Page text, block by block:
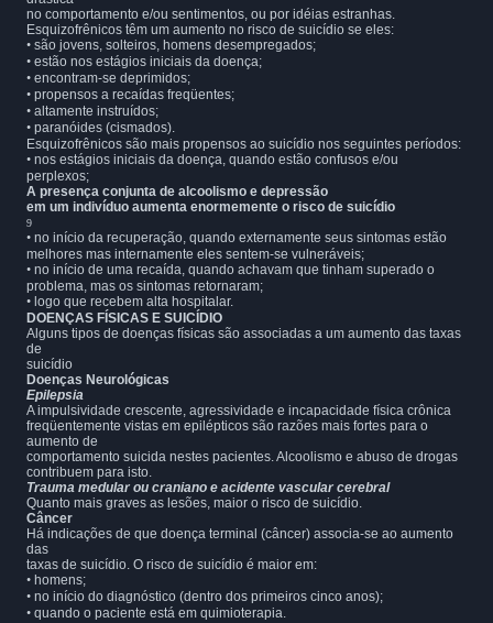
no comportamento e/ou sentimentos, ou por idéias estranhas.
Esquizofrênicos têm um aumento no risco de suicídio se eles:
• são jovens, solteiros, homens desempregados;
• estão nos estágios iniciais da doença;
• encontram-se deprimidos;
• propensos a recaídas freqüentes;
• altamente instruídos;
• paranóides (cismados).
Esquizofrênicos são mais propensos ao suicídio nos seguintes períodos:
• nos estágios iniciais da doença, quando estão confusos e/ou
perplexos;
A presença conjunta de alcoolismo e depressão
em um indivíduo aumenta enormemente o risco de suicídio
9
• no início da recuperação, quando externamente seus sintomas estão
melhores mas internamente eles sentem-se vulneráveis;
• no início de uma recaída, quando achavam que tinham superado o
problema, mas os sintomas retornaram;
• logo que recebem alta hospitalar.
DOENÇAS FÍSICAS E SUICÍDIO
Alguns tipos de doenças físicas são associadas a um aumento das taxas
de
suicídio
Doenças Neurológicas
Epilepsia
A impulsividade crescente, agressividade e incapacidade física crônica
freqüentemente vistas em epilépticos são razões mais fortes para o
aumento de
comportamento suicida nestes pacientes. Alcoolismo e abuso de drogas
contribuem para isto.
Trauma medular ou craniano e acidente vascular cerebral
Quanto mais graves as lesões, maior o risco de suicídio.
Câncer
Há indicações de que doença terminal (câncer) associa-se ao aumento
das
taxas de suicídio. O risco de suicídio é maior em:
• homens;
• no início do diagnóstico (dentro dos primeiros cinco anos);
• quando o paciente está em quimioterapia.